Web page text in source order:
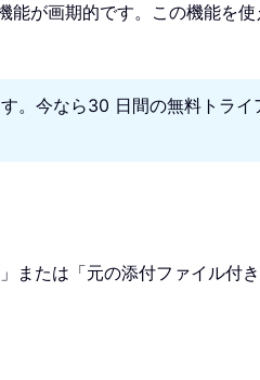
が画期的です。この機能を
今なら30 日間の無料トライ
または「元の添付ファイル付